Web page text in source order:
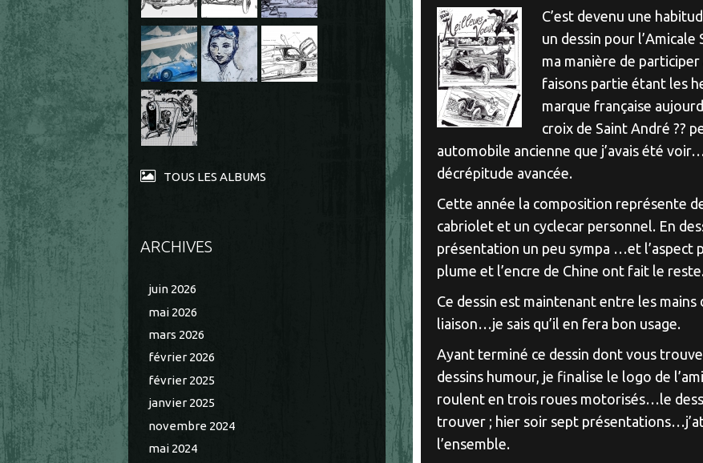
TOUS LES ALBUMS
ARCHIVES
juin 2026
mai 2026
mars 2026
février 2026
février 2025
janvier 2025
novembre 2024
mai 2024
C’est devenu une
un dessin pour
ma manière de
faisons partie étant les
marque française
croix de Saint André ??
automobile ancienne que j’avais été
décrépitude avancée.
Cette année la composition représente
cabriolet et un cyclecar personnel. En
présentation un peu sympa …et
plume et l’encre de Chine ont fait le reste.
Ce dessin est maintenant entre les
liaison…je sais qu’il en fera bon usage.
Ayant terminé ce dessin dont vous
dessins humour, je finalise le logo de
roulent en trois roues motorisés…le
trouver ; hier soir sept
l’ensemble.